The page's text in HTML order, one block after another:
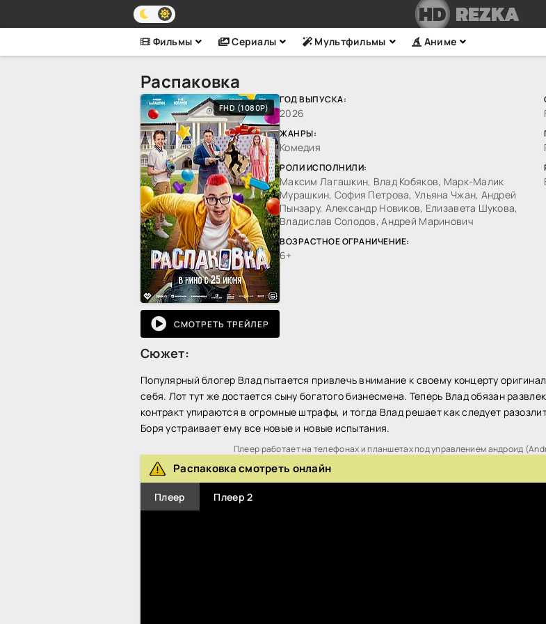
HDREZKA
Фильмы Сериалы Мультфильмы Аниме
Распаковка
FHD (1080P)
СМОТРЕТЬ ТРЕЙЛЕР
ГОД ВЫПУСКА:
2026
ЖАНРЫ:
Комедия
РОЛИ ИСПОЛНИЛИ:
Максим Лагашкин, Влад Кобяков, Марк-Малик
Мурашкин, София Петрова, Ульяна Чжан, Андрей
Пынзару, Александр Новиков, Елизавета Шукова,
Владислав Солодов, Андрей Маринович
ВОЗРАСТНОЕ ОГРАНИЧЕНИЕ:
6+
Сюжет:
Популярный блогер Влад пытается привлечь внимание к своему концерту
себя. Лот тут же достается сыну богатого бизнесмена. Теперь Влад обязан
контракт упираются в огромные штрафы, и тогда Влад решает как следует
Боря устраивает ему все новые и новые испытания.
Плеер работает на телефонах и планшетах под управлением андроид
Распаковка смотреть онлайн
Плеер Плеер 2